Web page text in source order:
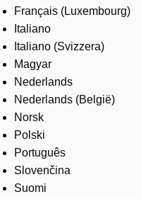
Français (Luxembourg)
Italiano
Italiano (Svizzera)
Magyar
Nederlands
Nederlands (België)
Norsk
Polski
Português
Slovenčina
Suomi